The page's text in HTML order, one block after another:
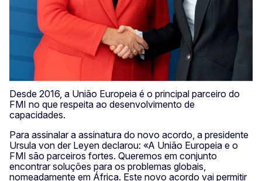
Desde 2016, a União Europeia é o principal parceiro do
FMI no que respeita ao desenvolvimento de
capacidades.
Para assinalar a assinatura do novo acordo, a presidente
Ursula von der Leyen declarou: «A União Europeia e o
FMI são parceiros fortes. Queremos em conjunto
encontrar soluções para os problemas globais,
nomeadamente em África. Este novo acordo vai permitir